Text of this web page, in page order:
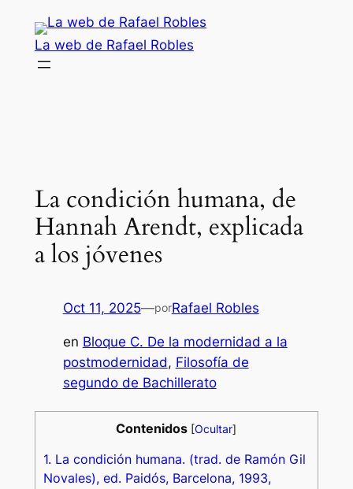
contenido
La web de Rafael Robles
La condición humana, de
Hannah Arendt, explicada
a los jóvenes
Oct 11, 2025—porRafael Robles
en Bloque C. De la modernidad a la
postmodernidad, Filosofía de
segundo de Bachillerato
Contenidos [Ocultar]
1.La condición humana. (trad. de Ramón Gil
Novales), ed. Paidós, Barcelona, 1993,